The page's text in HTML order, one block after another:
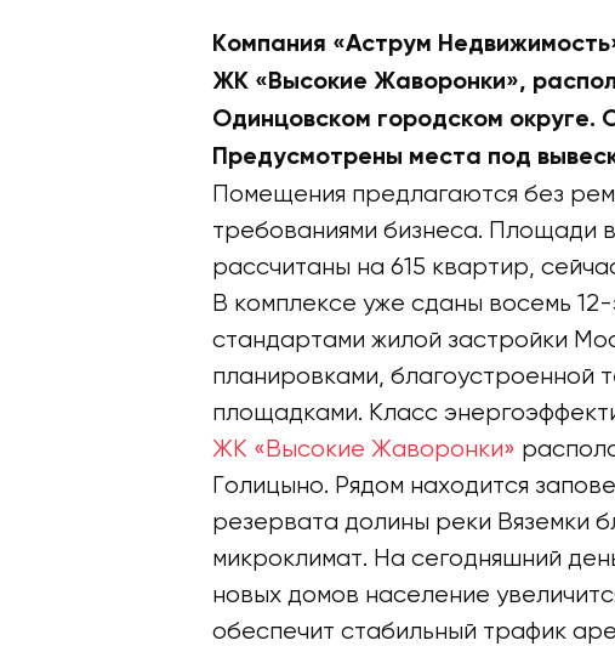
Компания «Аструм
ЖК «Высокие Жаворонки»,
Одинцовском городском
Предусмотрены места под
Помещения предлагаются без
требованиями бизнеса. Площади
рассчитаны на 615 квартир,
В комплексе уже сданы восемь
стандартами жилой застройки
планировками, благоустроенной
площадками. Класс
ЖК «Высокие Жаворонки»
Голицыно. Рядом находится
резервата долины реки Вяземки
микроклимат. На сегодняшний
новых домов население
обеспечит стабильный трафик